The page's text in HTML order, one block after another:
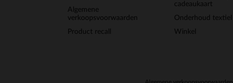
Algemene
verkoopsvoorwaarden
Product recall
cadeaukaart
Onderhoud textiel
Winkel